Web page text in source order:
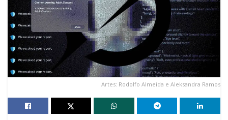
Artes: Rodolfo Almeida e Aleksandra Ramos